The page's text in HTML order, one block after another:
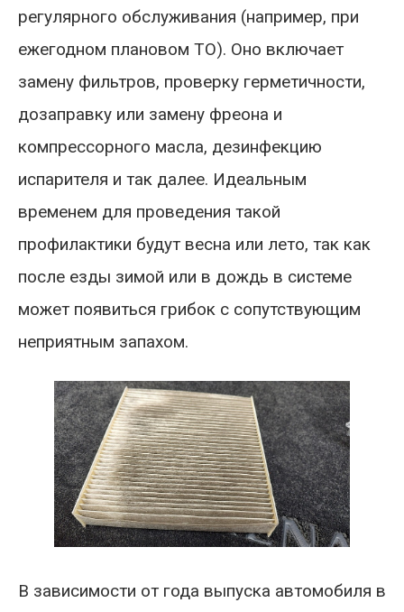
регулярного обслуживания (например, при
ежегодном плановом ТО). Оно включает
замену фильтров, проверку герметичности,
дозаправку или замену фреона и
компрессорного масла, дезинфекцию
испарителя и так далее. Идеальным
временем для проведения такой
профилактики будут весна или лето, так как
после езды зимой или в дождь в системе
может появиться грибок с сопутствующим
неприятным запахом.
В зависимости от года выпуска автомобиля в